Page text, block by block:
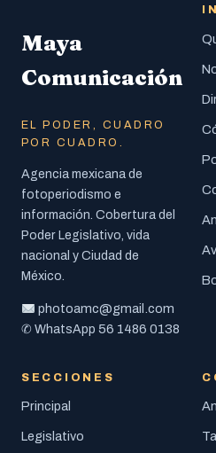
Maya
Comunicación
EL PODER, CUADRO
POR CUADRO.
Agencia mexicana de
fotoperiodismo e
información. Cobertura del
Poder Legislativo, vida
nacional y Ciudad de
México.
photoamc@gmail.com
✆ WhatsApp 56 1486 0138
SECCIONES
Principal
Legislativo